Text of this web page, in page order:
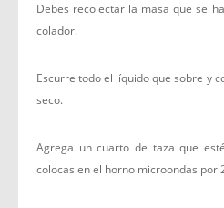
Debes recolectar la masa que se
colador.
Escurre todo el líquido que sobre y
seco.
Agrega un cuarto de taza que
colocas en el horno microondas por